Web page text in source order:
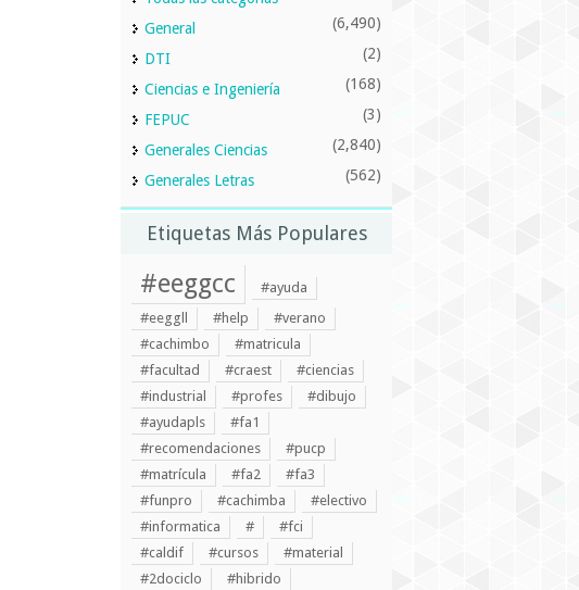
General
(6,490)
DTI (2)
Ciencias e Ingeniería (168)
FEPUC (3)
Generales Ciencias (2,840)
Generales Letras (562)
Etiquetas Más Populares
#eeggcc
#ayuda
#eeggll
#help
#verano
#cachimbo
#matricula
#facultad
#craest
#ciencias
#industrial
#profes
#dibujo
#ayudapls
#fa1
#recomendaciones
#pucp
#matrícula
#fa2
#fa3
#funpro
#cachimba
#electivo
#informatica
#
#fci
#caldif
#cursos
#material
#2dociclo
#hibrido